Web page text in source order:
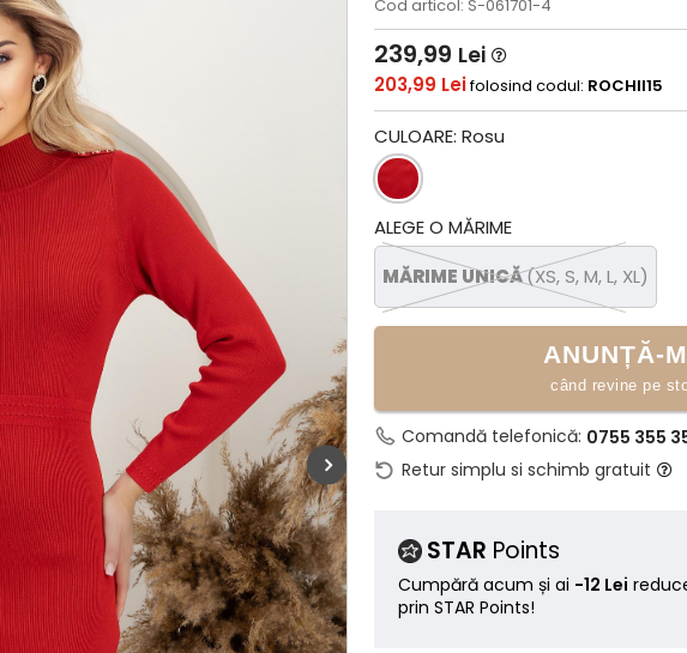
Cod articol: S-061701-4
239,99 Lei
203,99 Leifolosind codul: ROCHII15
CULOARE:Rosu
ALEGE O MĂRIME
MĂRIME UNICĂ(XS, S, M, L, XL)
ANUNȚĂ-
când revine pe
Comandă telefonică: 0755 355
Retur simplu si schimb gratuit
STAR Points
Cumpără acum și ai -12 Lei
prin STAR Points!